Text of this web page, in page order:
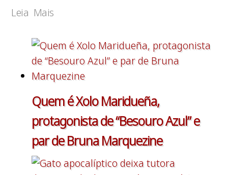
Leia Mais
Quem é Xolo Maridueña,
protagonista de “Besouro Azul” e
par de Bruna Marquezine